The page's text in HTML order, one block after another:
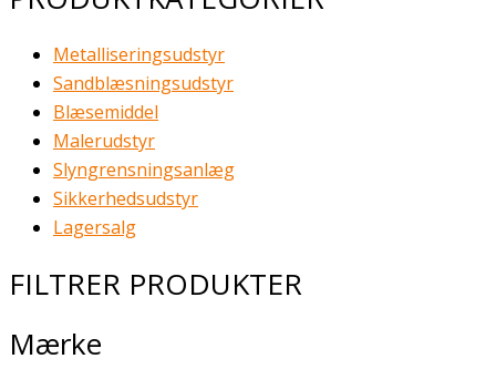
Metalliseringsudstyr
Sandblæsningsudstyr
Blæsemiddel
Malerudstyr
Slyngrensningsanlæg
Sikkerhedsudstyr
Lagersalg
FILTRER PRODUKTER
Mærke